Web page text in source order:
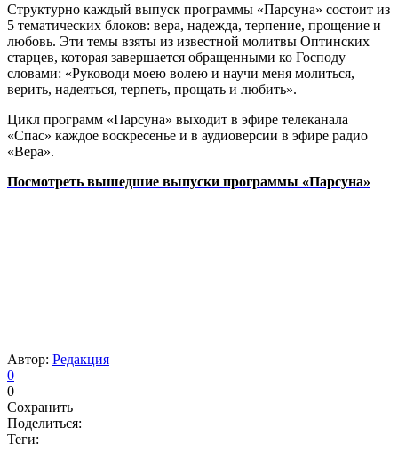
Структурно каждый выпуск программы «Парсуна» состоит из
5 тематических блоков: вера, надежда, терпение, прощение и
любовь. Эти темы взяты из известной молитвы Оптинских
старцев, которая завершается обращенными ко Господу
словами: «Руководи моею волею и научи меня молиться,
верить, надеяться, терпеть, прощать и любить».
Цикл программ «Парсуна» выходит в эфире телеканала
«Спас» каждое воскресенье и в аудиоверсии в эфире радио
«Вера».
Посмотреть вышедшие выпуски программы «Парсуна»
Автор: Редакция
0
0
Сохранить
Поделиться:
Теги: